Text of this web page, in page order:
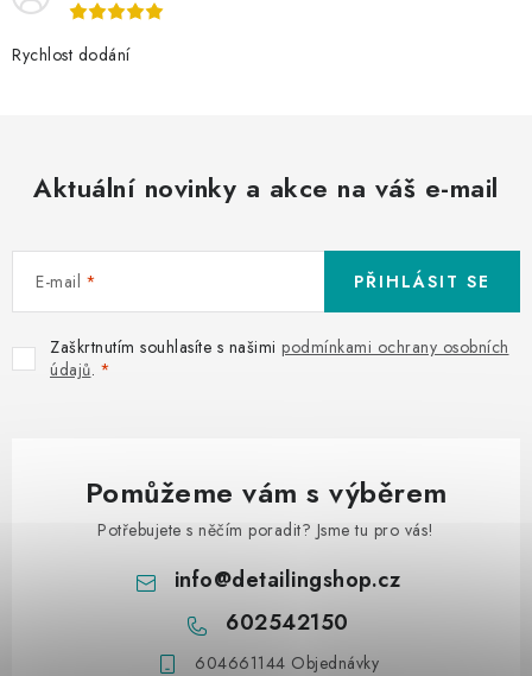
Rychlost dodání
Aktuální novinky a akce na váš e-mail
E-mail
Zaškrtnutím souhlasíte s našimi podmínkami ochrany osobních
údajů.
PŘIHLÁSIT SE
Pomůžeme vám s výběrem
Potřebujete s něčím poradit? Jsme tu pro vás!
info@detailingshop.cz
602542150
604661144 Objednávky